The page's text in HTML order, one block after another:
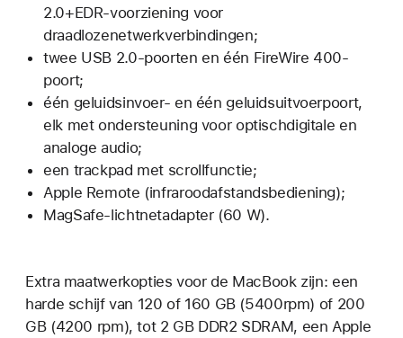
2.0+EDR-voorziening voor
draadlozenetwerkverbindingen;
twee USB 2.0-poorten en één FireWire 400-
poort;
één geluidsinvoer- en één geluidsuitvoerpoort,
elk met ondersteuning voor optischdigitale en
analoge audio;
een trackpad met scrollfunctie;
Apple Remote (infraroodafstandsbediening);
MagSafe-lichtnetadapter (60 W).
Extra maatwerkopties voor de MacBook zijn: een
harde schijf van 120 of 160 GB (5400rpm) of 200
GB (4200 rpm), tot 2 GB DDR2 SDRAM, een Apple